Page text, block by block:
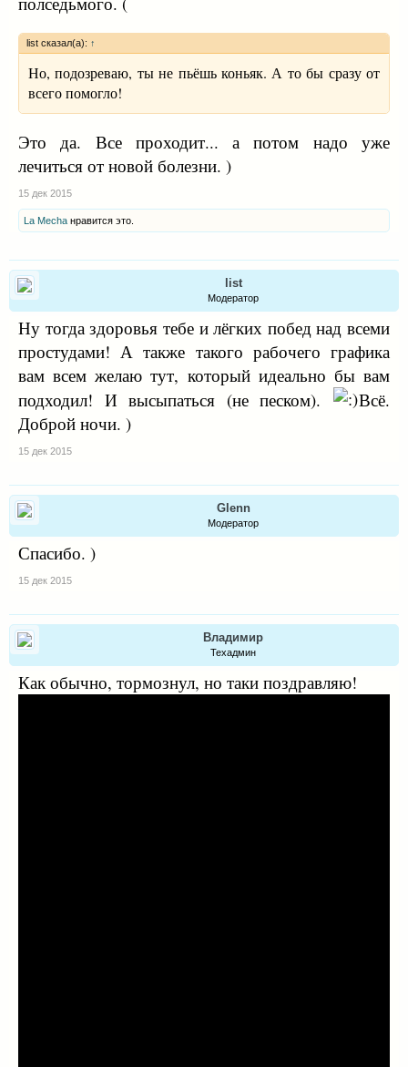
list сказал(а): ↑
Но, подозреваю, ты не пьёшь коньяк. А то бы сразу от
всего помогло!
Это да. Все проходит... а потом надо уже
лечиться от новой болезни. )
15 дек 2015
La Mecha нравится это.
list
Модератор
Ну тогда здоровья тебе и лёгких побед над всеми
простудами! А также такого рабочего графика
вам всем желаю тут, который идеально бы вам
подходил! И высыпаться (не песком).
Всё.
Доброй ночи. )
15 дек 2015
Glenn
Модератор
Спасибо. )
15 дек 2015
Владимир
Техадмин
Как обычно, тормознул, но таки поздравляю!